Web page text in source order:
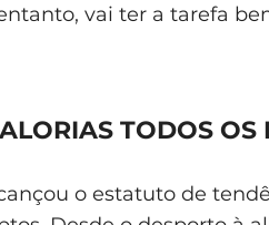
vai ter a tarefa
TODOS OS
o estatuto de